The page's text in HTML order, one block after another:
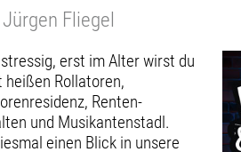
Fliegel
erst im Alter wirst du
heißen Rollatoren,
Renten-
und Musikantenstadl.
einen Blick in unsere